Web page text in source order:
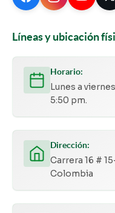
Líneas y ubicación
Horario:
Lunes a
5:50 pm.
Dirección:
Carrera 16 #
Colombia